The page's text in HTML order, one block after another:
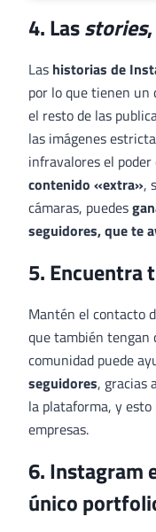
4. Lasstories
Las historias de
por lo que tienen un
el resto de las
las imágenes
infravalores el
contenido «extra»,
cámaras, puedes
seguidores, que te
5. Encuentra
Mantén el contacto
que también tengan
comunidad puede
seguidores, gracias
la plataforma, y
empresas.
6. Instagram
único